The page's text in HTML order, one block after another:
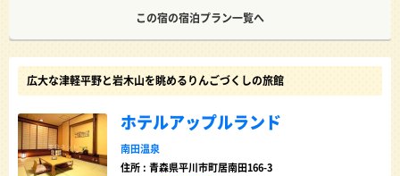
この宿の宿泊プラン一覧へ
広大な津軽平野と岩木山を眺めるりんごづくしの旅館
ホテルアップルランド
南田温泉
住所 : 青森県平川市町居南田166-3